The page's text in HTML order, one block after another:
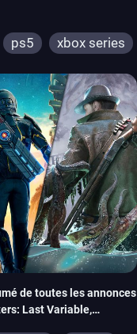
ps5 xbox series
de toutes les annonces
Last Variable,